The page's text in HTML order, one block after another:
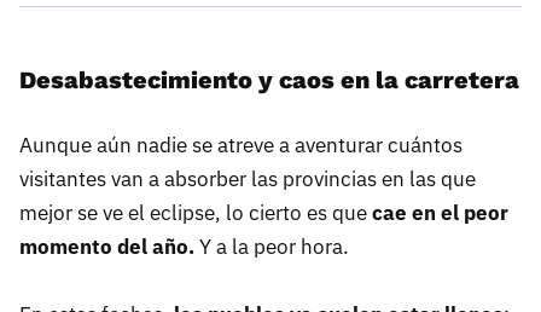
Desabastecimiento y caos en la carretera
Aunque aún nadie se atreve a aventurar cuántos
visitantes van a absorber las provincias en las que
mejor se ve el eclipse, lo cierto es quecae en el peor
momento del año.Y a la peor hora.